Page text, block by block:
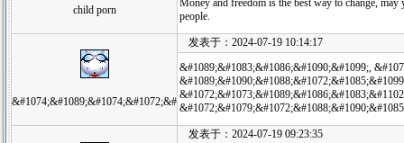
child porn
Money and freedom is the best way to change,
people.
&#1074;&#1089;&#1074;&#1072;&#
发表于：2024-07-19 10:14:17
&#1089;&#1083;&#1086;&#1090;&#1099;,
发表于：2024-07-19 09:23:35